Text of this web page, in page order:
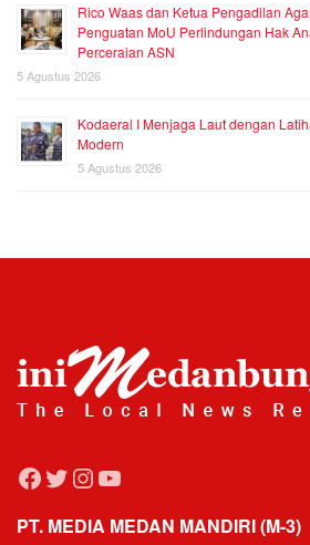
Rico Waas dan Ketua Pengadilan
Penguatan MoU Perlindungan Hak
Perceraian ASN
5 Agustus 2026
Kodaeral I Menjaga Laut dengan
Modern
5 Agustus 2026
Facebook
Twitter
Instagram
YouTube
PT. MEDIA MEDAN MANDIRI (M-3)